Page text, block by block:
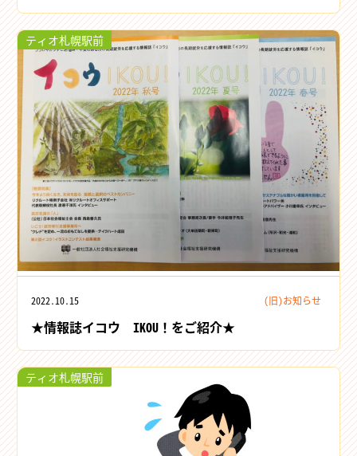
ティオ札幌駅前
2022.10.15 (旧)お知らせ
★情報誌イコウ IKOU！をご紹介★
ティオ札幌駅前